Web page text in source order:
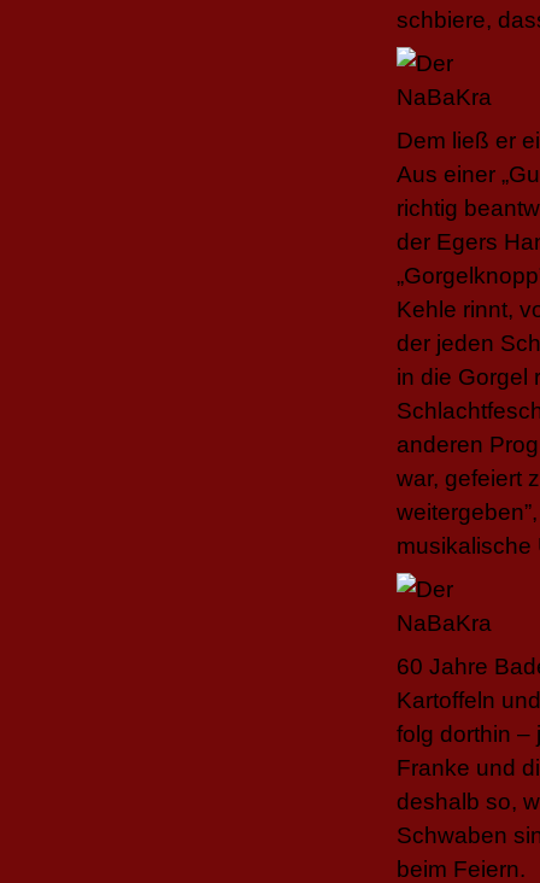
schbiere,
Dem ließ er
Aus einer
richtig
der Egers
Kehle rinnt,
der jeden
in die Gorgel
anderen
war, gefeiert
musikalische
60 Jahre
Kartoffeln
folg dorthin –
Franke und
deshalb so,
Schwaben
beim Feiern.